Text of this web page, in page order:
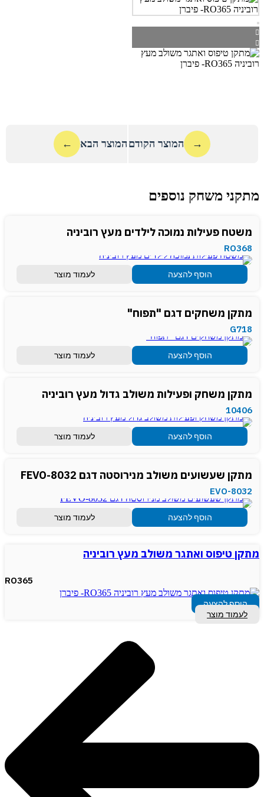
→ המוצר הקודם המוצר הבא ←
מתקני משחק נוספים
משטח פעילות נמוכה לילדים מעץ רוביניה
RO368
הוסף להצעה לעמוד מוצר
מתקן משחקים דגם "תפוח"
G718
הוסף להצעה לעמוד מוצר
מתקן משחק ופעילות משולב גדול מעץ רוביניה
10406
הוסף להצעה לעמוד מוצר
מתקן שעשועים משולב מנירוסטה דגם FEVO-8032
EVO-8032
הוסף להצעה לעמוד מוצר
מתקן טיפוס ואתגר משולב מעץ רוביניה
RO365
הוסף להצעה
לעמוד מוצר